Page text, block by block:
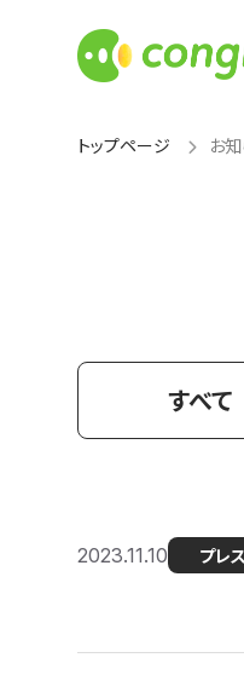
トップページ お
すべて
2023.11.10 プレ